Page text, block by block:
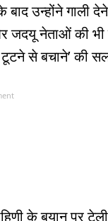
बाद उन्होंने गाली
नेताओं की भी
टूटने से बचाने’ की
के बयान पर